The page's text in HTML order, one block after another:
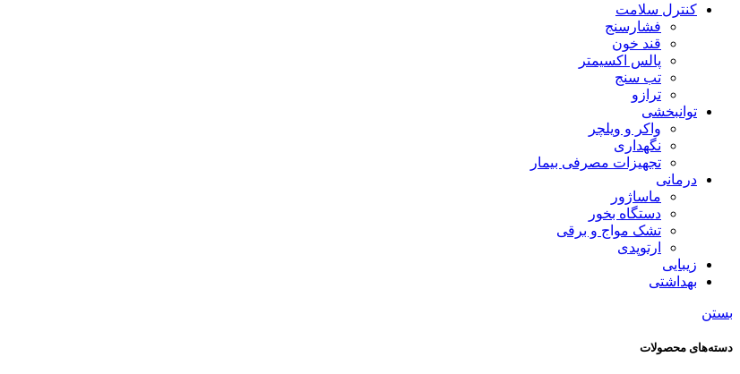
کنترل سلامت
فشارسنج
قند خون
پالس اکسیمتر
تب سنج
ترازو
توانبخشی
واکر و ویلچر
نگهداری
تجهیزات مصرفی بیمار
درمانی
ماساژور
دستگاه بخور
تشک مواج و برقی
ارتوپدی
زیبایی
بهداشتی
بستن
دسته‌های محصولات